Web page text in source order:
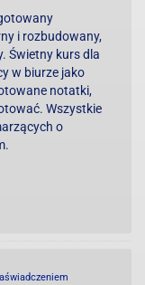
i rozbudowany,
Świetny kurs dla
w biurze jako
notatki,
Wszystkie
o